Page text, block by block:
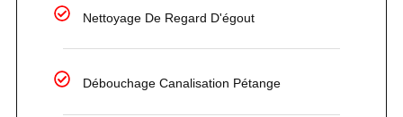
Nettoyage De Regard D'égout
Débouchage Canalisation Pétange